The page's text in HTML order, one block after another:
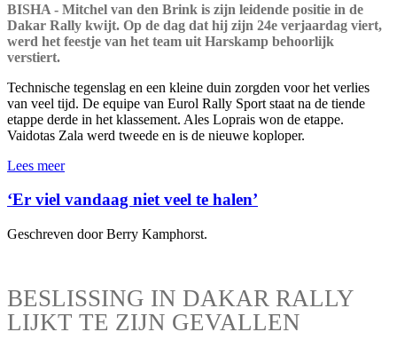
BISHA - Mitchel van den Brink is zijn leidende positie in de
Dakar Rally kwijt. Op de dag dat hij zijn 24e verjaardag viert,
werd het feestje van het team uit Harskamp behoorlijk
verstiert.
Technische tegenslag en een kleine duin zorgden voor het verlies
van veel tijd. De equipe van Eurol Rally Sport staat na de tiende
etappe derde in het klassement. Ales Loprais won de etappe.
Vaidotas Zala werd tweede en is de nieuwe koploper.
Lees meer
‘Er viel vandaag niet veel te halen’
Geschreven door Berry Kamphorst.
BESLISSING IN DAKAR RALLY
LIJKT TE ZIJN GEVALLEN